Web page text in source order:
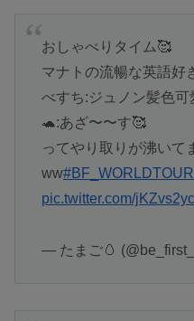
おしゃべりタイム🥰
マナトの流暢な英語好
べすち:ジュノン髪色可
🐢:あざ〜〜す🥰
ってやり取りが沸いて
ww
pic.twitter.com/
— たまご🥚